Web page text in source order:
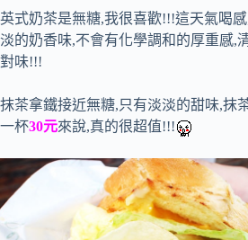
英式奶茶是無糖,我很喜歡!!!這天氣喝
淡的奶香味,不會有化學調和的厚重感,
對味!!!
抹茶拿鐵接近無糖,只有淡淡的甜味,抹
一杯30元來說,真的很超值!!!